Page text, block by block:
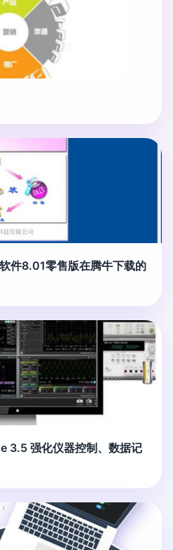
件8.01零售版在腾牛下载的
3.5 强化仪器控制、数据记